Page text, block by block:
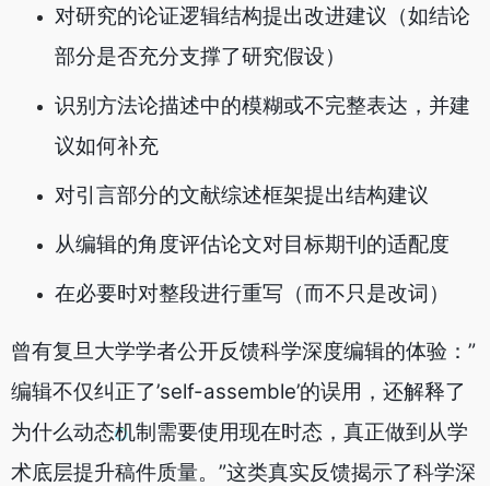
对研究的论证逻辑结构提出改进建议（如结论
部分是否充分支撑了研究假设）
识别方法论描述中的模糊或不完整表达，并建
议如何补充
对引言部分的文献综述框架提出结构建议
从编辑的角度评估论文对目标期刊的适配度
在必要时对整段进行重写（而不只是改词）
曾有复旦大学学者公开反馈科学深度编辑的体验：”
编辑不仅纠正了’self-assemble’的误用，还解释了
为什么动态机制需要使用现在时态，真正做到从学
术底层提升稿件质量。”这类真实反馈揭示了科学深